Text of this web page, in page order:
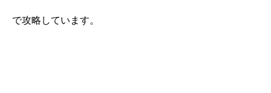
で攻略しています。